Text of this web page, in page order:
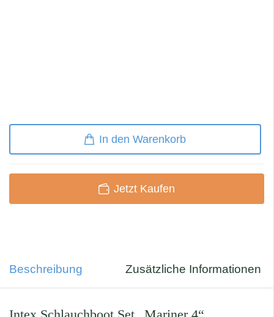
In den Warenkorb
Jetzt Kaufen
Beschreibung Zusätzliche Informationen